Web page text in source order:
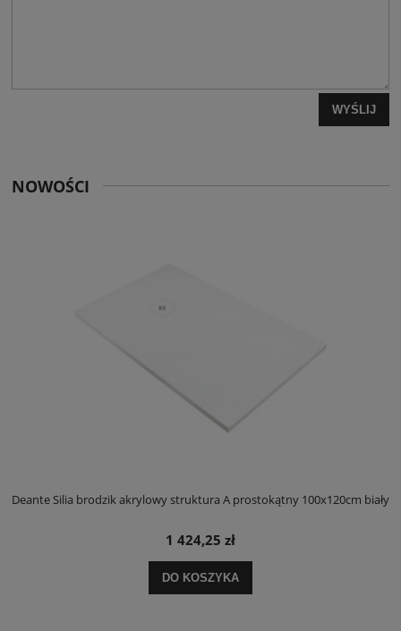
WYŚLIJ
NOWOŚCI
Deante Silia brodzik akrylowy struktura A prostokątny 100x120cm biały
1 424,25 zł
DO KOSZYKA